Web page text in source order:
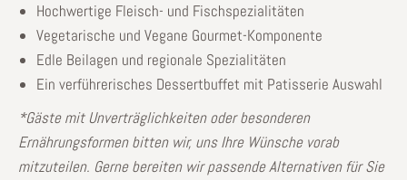
Hochwertige Fleisch- und Fischspezialitäten
Vegetarische und Vegane Gourmet-Komponente
Edle Beilagen und regionale Spezialitäten
Ein verführerisches Dessertbuffet mit Patisserie Auswahl
*Gäste mit Unverträglichkeiten oder besonderen
Ernährungsformen bitten wir, uns Ihre Wünsche vorab
mitzuteilen. Gerne bereiten wir passende Alternativen für Sie